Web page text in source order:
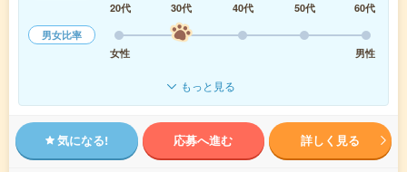
20代
30代 40代 50代
60代
男女比率
女性
男性
もっと見る
気になる! 応募へ進む 詳しく見る